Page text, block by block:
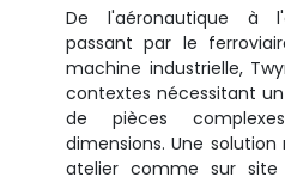
De l'aéronautique à
passant par le
machine industrielle,
contextes nécessitant
de pièces
dimensions. Une
atelier comme sur site